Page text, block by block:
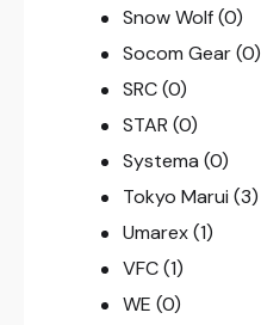
Snow Wolf (0)
Socom Gear (0)
SRC (0)
STAR (0)
Systema (0)
Tokyo Marui (3)
Umarex (1)
VFC (1)
WE (0)